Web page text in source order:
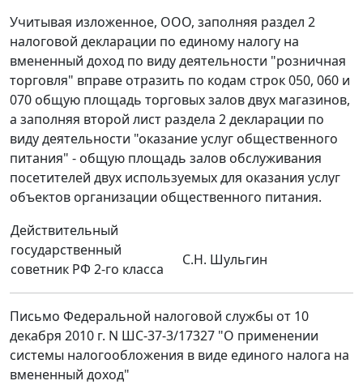
Учитывая изложенное, ООО, заполняя раздел 2
налоговой декларации по единому налогу на
вмененный доход по виду деятельности "розничная
торговля" вправе отразить по кодам строк 050, 060 и
070 общую площадь торговых залов двух магазинов,
а заполняя второй лист раздела 2 декларации по
виду деятельности "оказание услуг общественного
питания" - общую площадь залов обслуживания
посетителей двух используемых для оказания услуг
объектов организации общественного питания.
Действительный
государственный
советник РФ 2-го класса
С.Н. Шульгин
Письмо Федеральной налоговой службы от 10
декабря 2010 г. N ШС-37-3/17327 "О применении
системы налогообложения в виде единого налога на
вмененный доход"